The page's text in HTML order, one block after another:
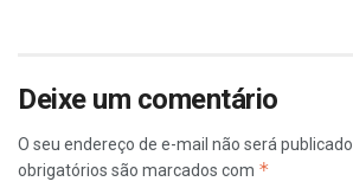
Deixe um comentário
O seu endereço de e-mail não será publicado.
obrigatórios são marcados com *